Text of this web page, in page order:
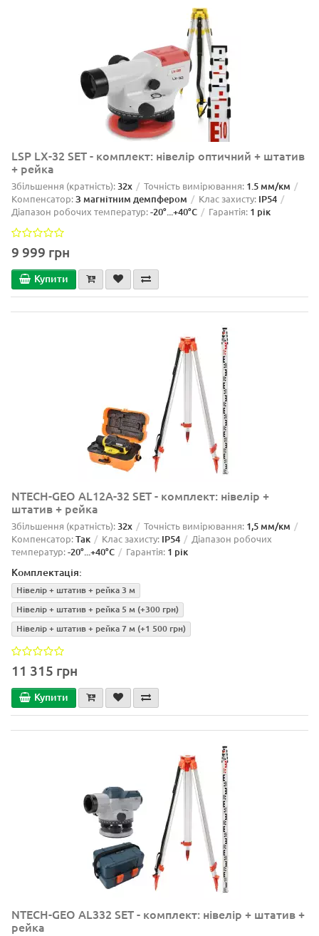
LSP LX-32 SET - комплект: нівелір оптичний + штатив
+ рейка
Збільшення (кратність): 32x Точність вимірювання: 1.5 мм/км
Компенсатор:З магнітним демпфером Клас захисту: IP54
Діапазон робочих температур:-20°...+40°C Гарантія: 1 рік
9 999 грн
Купити
NTECH-GEO AL12A-32 SET - комплект: нівелір +
штатив + рейка
Збільшення (кратність):32x Точність вимірювання: 1,5 мм/км
Компенсатор:Так Клас захисту: IP54
Діапазон робочих
температур:-20°...+40°C Гарантія: 1 рік
Комплектація:
Нівелір + штатив + рейка 3 м
Нівелір + штатив + рейка 5 м (+300 грн)
Нівелір + штатив + рейка 7 м (+1 500 грн)
11 315 грн
Купити
NTECH-GEO AL332 SET - комплект: нівелір + штатив +
рейка